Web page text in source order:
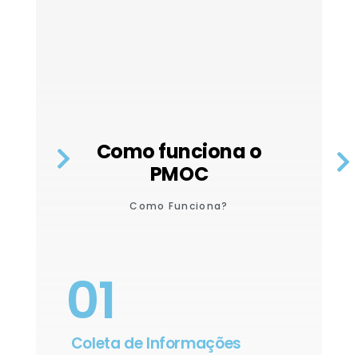
Como funciona o
PMOC
Como Funciona?
01
Coleta de Informações